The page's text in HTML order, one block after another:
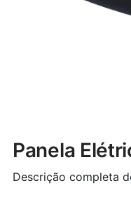
Panela
Descrição completa